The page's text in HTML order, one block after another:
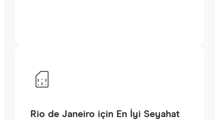
Rio de Janeiro için En İyi Seyahat